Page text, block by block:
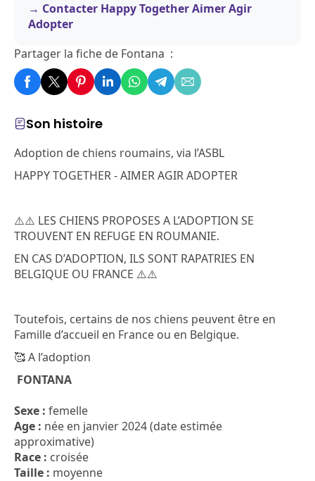
Son histoire
Adoption de chiens roumains, via l’ASBL
HAPPY TOGETHER - AIMER AGIR ADOPTER
⚠️⚠️ LES CHIENS PROPOSES A L’ADOPTION SE
TROUVENT EN REFUGE EN ROUMANIE.
EN CAS D’ADOPTION, ILS SONT RAPATRIES EN
BELGIQUE OU FRANCE ⚠️⚠️
Toutefois, certains de nos chiens peuvent être en
Famille d’accueil en France ou en Belgique.
🥰 A l’adoption
FONTANA
Sexe : femelle
Age : née en janvier 2024 (date estimée
approximative)
Race : croisée
Taille : moyenne
Contacter Happy Together Aimer Agir
Adopter
Partager la fiche de Fontana :